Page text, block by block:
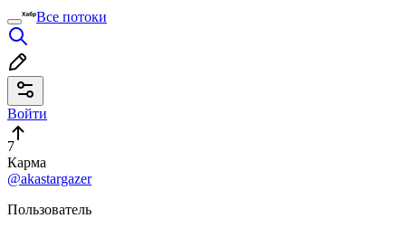
Все потоки
Войти
7
Карма
@akastargazer
Пользователь